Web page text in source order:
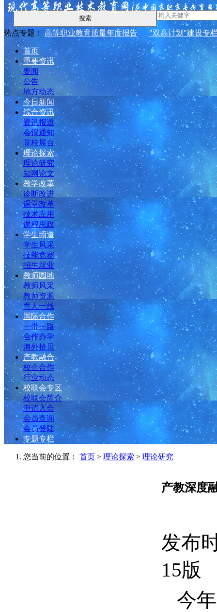
搜索
热点专题： 高等职业教育质量年度报告 "双高计划"建设专
首页
重要资讯
要闻
公告
地方动态
今日新闻
综合资讯
资讯报道
会议通知
院校展台
理论探索
理论研究
知网论文
教学改革
诊断改进
课堂改革
技术应用
课程思政
学生频道
学生风采
技能竞赛
招生就业
教师园地
教师风采
教师资源
育人一线
国际合作
一带一路
合作办学
海外拾贝
产教融合
校企合作
行业动态
校联会专区
校联会简介
申请入会
会员查询
会员登陆
专题专栏
您当前的位置： 首页 > 理论探索 > 理论研究
产教深度
发布
15版
今